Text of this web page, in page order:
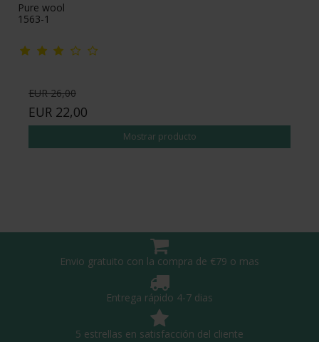
Pure wool
1563-1
EUR 26,00
EUR 22,00
Mostrar producto
Envio gratuito con la compra de €79 o mas
Entrega rápido 4-7 dias
5 estrellas en satisfacción del cliente